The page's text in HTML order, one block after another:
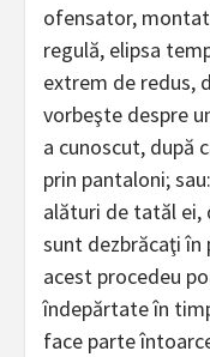
ofensator,
regulă, elipsa
extrem de redus,
vorbeşte despre
a cunoscut, după
prin pantaloni;
alături de tatăl ei,
sunt dezbrăcaţi în
acest procedeu
îndepărtate în
face parte